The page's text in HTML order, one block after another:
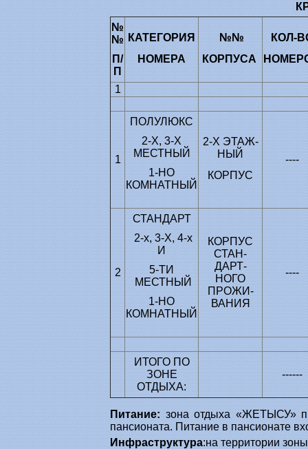
№
№
П/
П
КАТЕГОРИЯ
НОМЕРА
№№
КОРПУСА
КОЛ-
1
1
ПОЛУЛЮКС
2-Х, 3-Х
МЕСТНЫЙ
1-НО
КОМНАТНЫЙ
2-Х ЭТАЖ-
НЫЙ
КОРПУС
----
2
СТАНДАРТ
2-х, 3-Х, 4-х
И
5-ТИ
МЕСТНЫЙ
1-НО
КОМНАТНЫЙ
КОРПУС
СТАН-
ДАРТ-
НОГО
ПРОЖИ-
ВАНИЯ
----
ИТОГО ПО
ЗОНЕ
ОТДЫХА:
------
Питание: зона отдыха «ЖЕТЫСУ»
пансионата. Питание в пансионате
Инфраструктура:на территории